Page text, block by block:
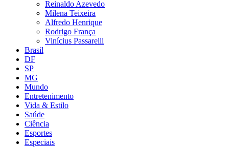
Reinaldo Azevedo
Milena Teixeira
Alfredo Henrique
Rodrigo França
Vinícius Passarelli
Brasil
DF
SP
MG
Mundo
Entretenimento
Vida & Estilo
Saúde
Ciência
Esportes
Especiais